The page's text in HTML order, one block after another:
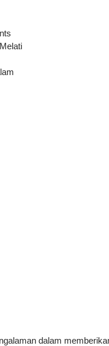
dalam